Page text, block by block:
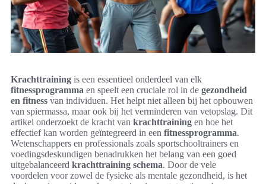
Krachttraining is een essentieel onderdeel van elk
fitnessprogramma en speelt een cruciale rol in de gezondheid
en fitness van individuen. Het helpt niet alleen bij het opbouwen
van spiermassa, maar ook bij het verminderen van vetopslag. Dit
artikel onderzoekt de kracht van krachttraining en hoe het
effectief kan worden geïntegreerd in een fitnessprogramma.
Wetenschappers en professionals zoals sportschooltrainers en
voedingsdeskundigen benadrukken het belang van een goed
uitgebalanceerd krachttraining schema. Door de vele
voordelen voor zowel de fysieke als mentale gezondheid, is het